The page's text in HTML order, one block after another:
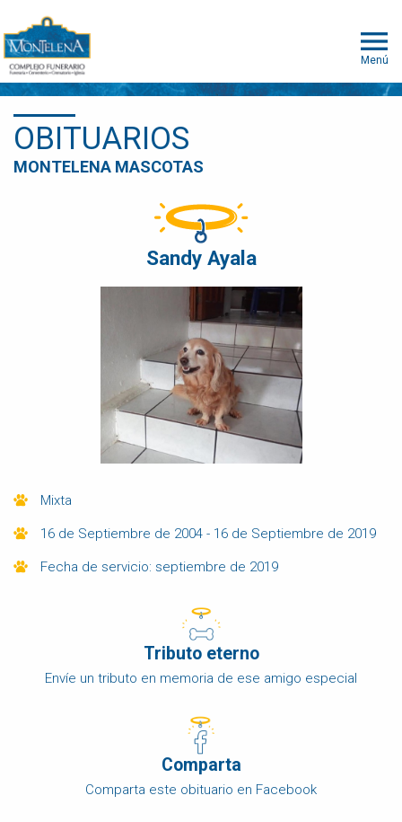
Menú
OBITUARIOS
MONTELENA MASCOTAS
Sandy Ayala
Mixta
16 de Septiembre de 2004 - 16 de Septiembre de 2019
Fecha de servicio: septiembre de 2019
Tributo eterno
Envíe un tributo en memoria de ese amigo especial
Comparta
Comparta este obituario en Facebook